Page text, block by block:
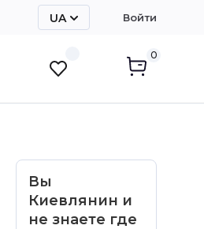
UA Войти
0
Вы
Киевлянин и
не знаете где